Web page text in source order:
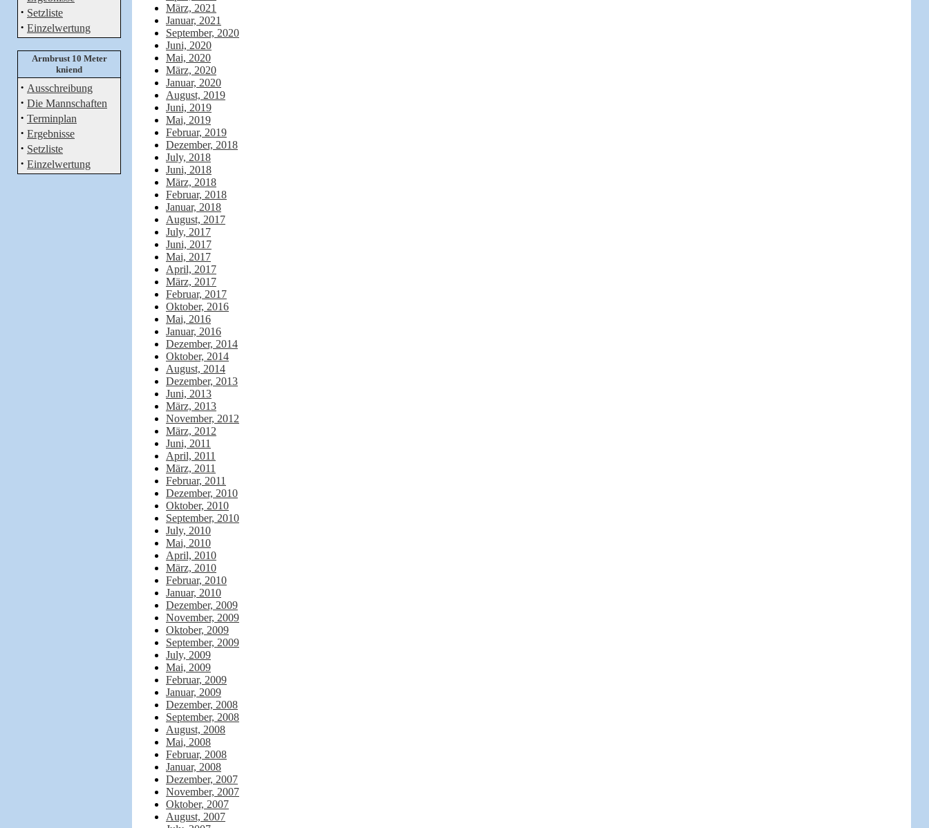
· Setzliste
· Einzelwertung
Armbrust 10 Meter
kniend
· Ausschreibung
· Die Mannschaften
· Terminplan
· Ergebnisse
· Setzliste
· Einzelwertung
März, 2021
Januar, 2021
September, 2020
Juni, 2020
Mai, 2020
März, 2020
Januar, 2020
August, 2019
Juni, 2019
Mai, 2019
Februar, 2019
Dezember, 2018
July, 2018
Juni, 2018
März, 2018
Februar, 2018
Januar, 2018
August, 2017
July, 2017
Juni, 2017
Mai, 2017
April, 2017
März, 2017
Februar, 2017
Oktober, 2016
Mai, 2016
Januar, 2016
Dezember, 2014
Oktober, 2014
August, 2014
Dezember, 2013
Juni, 2013
März, 2013
November, 2012
März, 2012
Juni, 2011
April, 2011
März, 2011
Februar, 2011
Dezember, 2010
Oktober, 2010
September, 2010
July, 2010
Mai, 2010
April, 2010
März, 2010
Februar, 2010
Januar, 2010
Dezember, 2009
November, 2009
Oktober, 2009
September, 2009
July, 2009
Mai, 2009
Februar, 2009
Januar, 2009
Dezember, 2008
September, 2008
August, 2008
Mai, 2008
Februar, 2008
Januar, 2008
Dezember, 2007
November, 2007
Oktober, 2007
August, 2007